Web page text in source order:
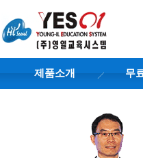
제품소개 무